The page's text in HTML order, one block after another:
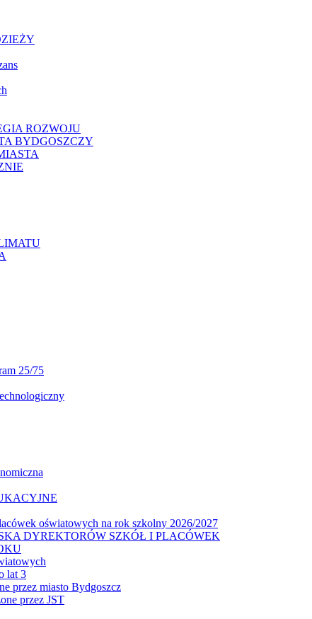
ROZWOJU
BYDGOSZCZY
25/75
oświatowych na rok szkolny 2026/2027
DYREKTORÓW SZKÓŁ I PLACÓWEK
lat 3
przez miasto Bydgoszcz
przez JST